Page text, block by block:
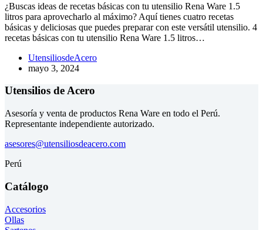
¿Buscas ideas de recetas básicas con tu utensilio Rena Ware 1.5
litros para aprovecharlo al máximo? Aquí tienes cuatro recetas
básicas y deliciosas que puedes preparar con este versátil utensilio. 4
recetas básicas con tu utensilio Rena Ware 1.5 litros…
UtensiliosdeAcero
mayo 3, 2024
Utensilios de Acero
Asesoría y venta de productos Rena Ware en todo el Perú.
Representante independiente autorizado.
asesores@utensiliosdeacero.com
Perú
Catálogo
Accesorios
Ollas